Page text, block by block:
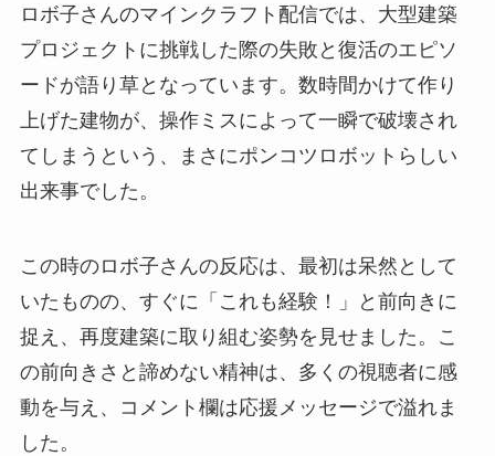
ロボ子さんのマインクラフト配信では、大型建築
プロジェクトに挑戦した際の失敗と復活のエピソ
ードが語り草となっています。数時間かけて作り
上げた建物が、操作ミスによって一瞬で破壊され
てしまうという、まさにポンコツロボットらしい
出来事でした。
この時のロボ子さんの反応は、最初は呆然として
いたものの、すぐに「これも経験！」と前向きに
捉え、再度建築に取り組む姿勢を見せました。こ
の前向きさと諦めない精神は、多くの視聴者に感
動を与え、コメント欄は応援メッセージで溢れま
した。